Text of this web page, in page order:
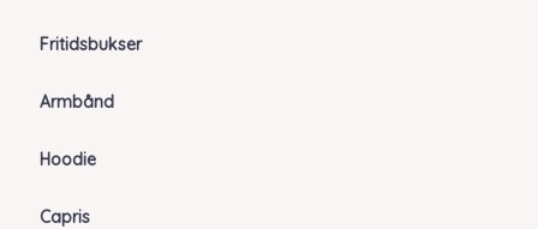
Fritidsbukser
Armbånd
Hoodie
Capris